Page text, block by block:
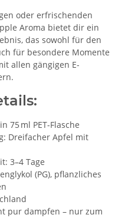
oder erfrischenden
Aroma bietet dir ein
das sowohl für den
für besondere Momente
allen gängigen E-
75 ml PET-Flasche
Dreifacher Apfel mit
3–4 Tage
(PG), pflanzliches
pur dampfen – nur zum